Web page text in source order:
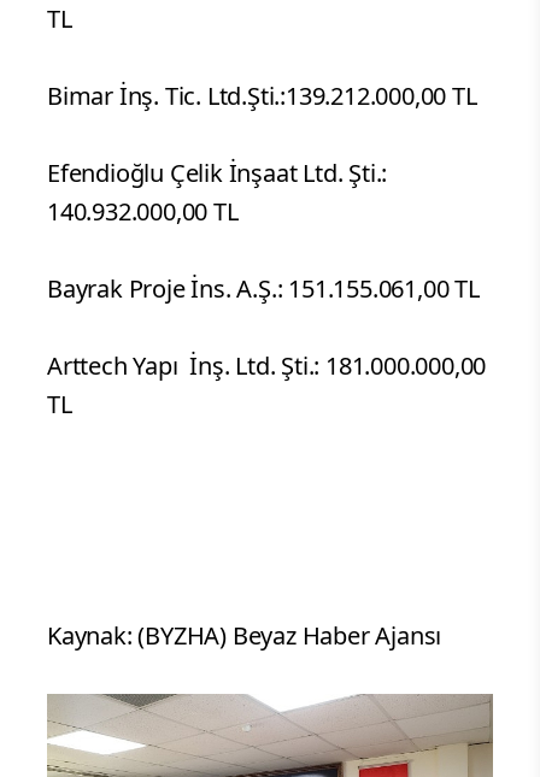
TL
Bimar İnş. Tic. Ltd.Şti.:139.212.000,00 TL
Efendioğlu Çelik İnşaat Ltd. Şti.:
140.932.000,00 TL
Bayrak Proje İns. A.Ş.: 151.155.061,00 TL
Arttech Yapı İnş. Ltd. Şti.: 181.000.000,00
TL
Kaynak: (BYZHA) Beyaz Haber Ajansı